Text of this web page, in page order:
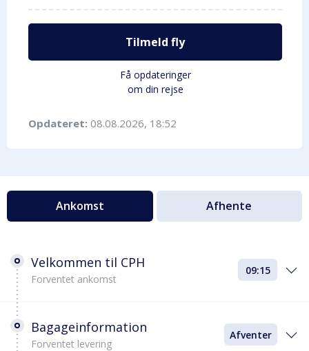
Tilmeld fly
Få opdateringer
om din rejse
Opdateret: 08.08.2026, 18:52
Ankomst Afhente
Velkommen til CPH
Forventet ankomst
09:15
Bagageinformation
Forventet levering
Afventer